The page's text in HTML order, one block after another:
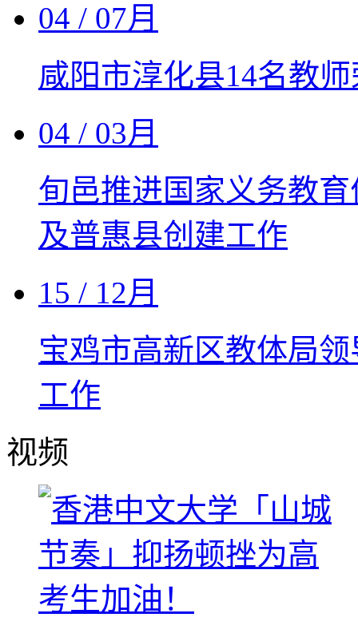
04 / 07月
咸阳市淳化县14名教
04 / 03月
旬邑推进国家义务教
及普惠县创建工作
15 / 12月
宝鸡市高新区教体局
工作
视频